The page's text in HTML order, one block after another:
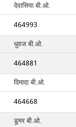
देवासिया बी.ओ.
464993
धुवज बी.ओ.
464881
दिमादा बी.ओ.
464668
डूमर बी.ओ.